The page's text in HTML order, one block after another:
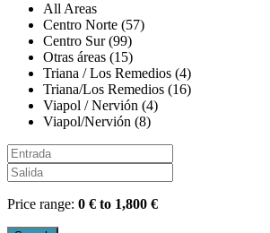
All Areas
Centro Norte (57)
Centro Sur (99)
Otras áreas (15)
Triana / Los Remedios (4)
Triana/Los Remedios (16)
Viapol / Nervión (4)
Viapol/Nervión (8)
Price range: 0 € to 1,800 €